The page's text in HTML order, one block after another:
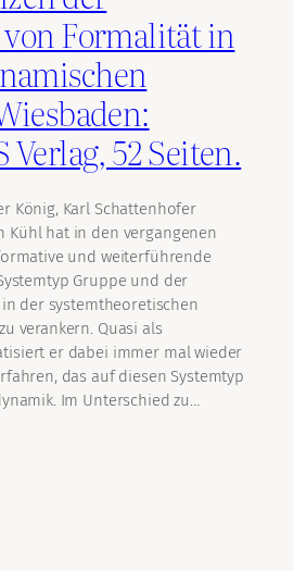
Formalität in
52 Seiten.
König, Karl Schattenhofer
Kühl hat in den vergangenen
und weiterführende
Gruppe und der
der systemtheoretischen
verankern. Quasi als
er dabei immer mal wieder
das auf diesen Systemtyp
Im Unterschied zu…